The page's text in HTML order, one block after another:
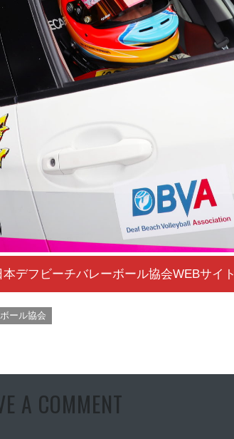
デフビーチバレーボール協会WEBサイト
ール協会
A COMMENT